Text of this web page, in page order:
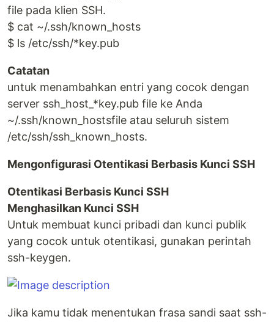
file pada klien SSH.
$ cat ~/.ssh/known_hosts
$ ls /etc/ssh/*key.pub
Catatan
untuk menambahkan entri yang cocok dengan
server ssh_host_*key.pub file ke Anda
~/.ssh/known_hostsfile atau seluruh sistem
/etc/ssh/ssh_known_hosts.
Mengonfigurasi Otentikasi Berbasis Kunci SSH
Otentikasi Berbasis Kunci SSH
Menghasilkan Kunci SSH
Untuk membuat kunci pribadi dan kunci publik
yang cocok untuk otentikasi, gunakan perintah
ssh-keygen.
Jika kamu tidak menentukan frasa sandi saat ssh-